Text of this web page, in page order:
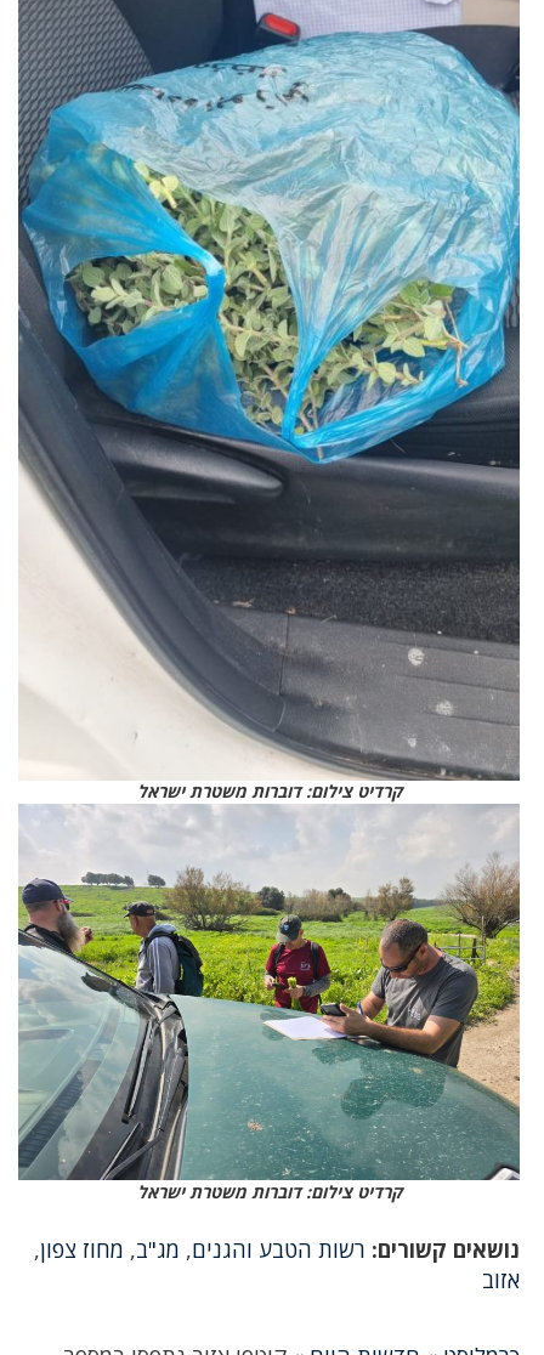
קרדיט צילום: דוברות משטרת ישראל
קרדיט צילום: דוברות משטרת ישראל
נושאים קשורים: רשות הטבע והגנים, מג"ב, מחוז צפון,
אזוב